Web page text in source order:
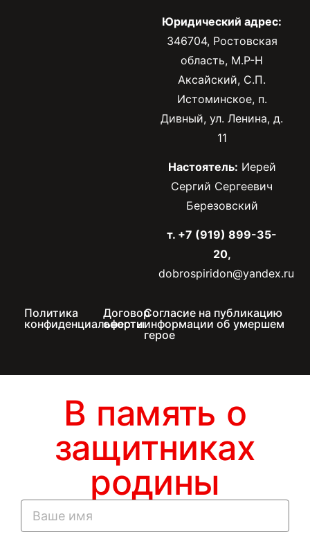
Юридический адрес:
346704, Ростовская
область, М.Р-Н
Аксайский, С.П.
Истоминское, п.
Дивный, ул. Ленина, д.
11
Настоятель: Иерей
Сергий Сергеевич
Березовский
т. +7 (919) 899-35-
20,
dobrospiridon@yandex.ru
Политика
конфиденциальности
Договор
оферты
Согласие на публикацию
информации об умершем
герое
В память о
защитниках
родины